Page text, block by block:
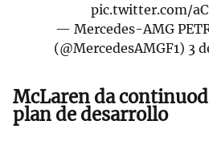
pic.twitter.com/
— Mercedes-AMG
(@MercedesAMGF1) 3
McLaren da
plan de desarrollo